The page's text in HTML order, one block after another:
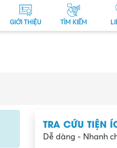
GIỚI THIỆU TÌM KIẾM
TRA CỨU TIỆN
Dễ dàng - Nhanh